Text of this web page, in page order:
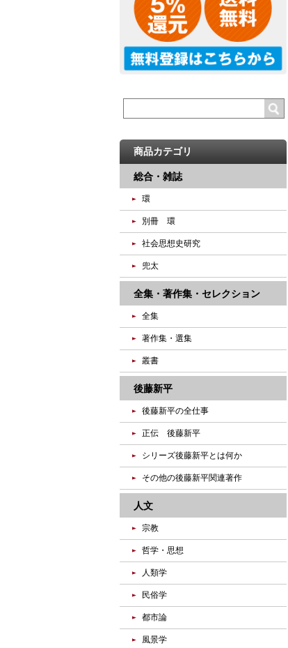
商品カテゴリ
総合・雑誌
環
別冊 環
社会思想史研究
兜太
全集・著作集・セレクション
全集
著作集・選集
叢書
後藤新平
後藤新平の全仕事
正伝 後藤新平
シリーズ後藤新平とは何か
その他の後藤新平関連著作
人文
宗教
哲学・思想
人類学
民俗学
都市論
風景学